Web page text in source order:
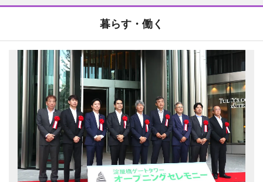
暮らす・働く